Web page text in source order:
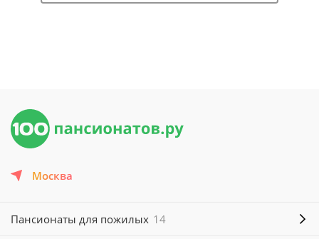
Москва
Пансионаты для пожилых 14